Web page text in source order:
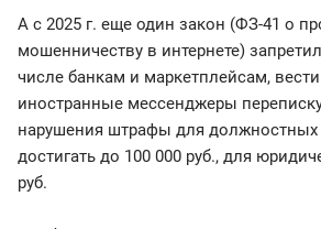
А с 2025 г. еще один закон (ФЗ-41 о
мошенничеству в интернете)
числе банкам и маркетплейсам, вести
иностранные мессенджеры
нарушения штрафы для должностных
достигать до 100 000 руб., для
руб.